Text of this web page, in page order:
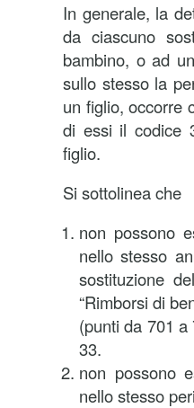
In generale, la
da ciascuno
bambino, o ad
sullo stesso la
un figlio, occorre
di essi il codice
figlio.
Si sottolinea che
non possono
nello stesso
sostituzione
“Rimborsi di
(punti da 701
33.
non possono
nello stesso